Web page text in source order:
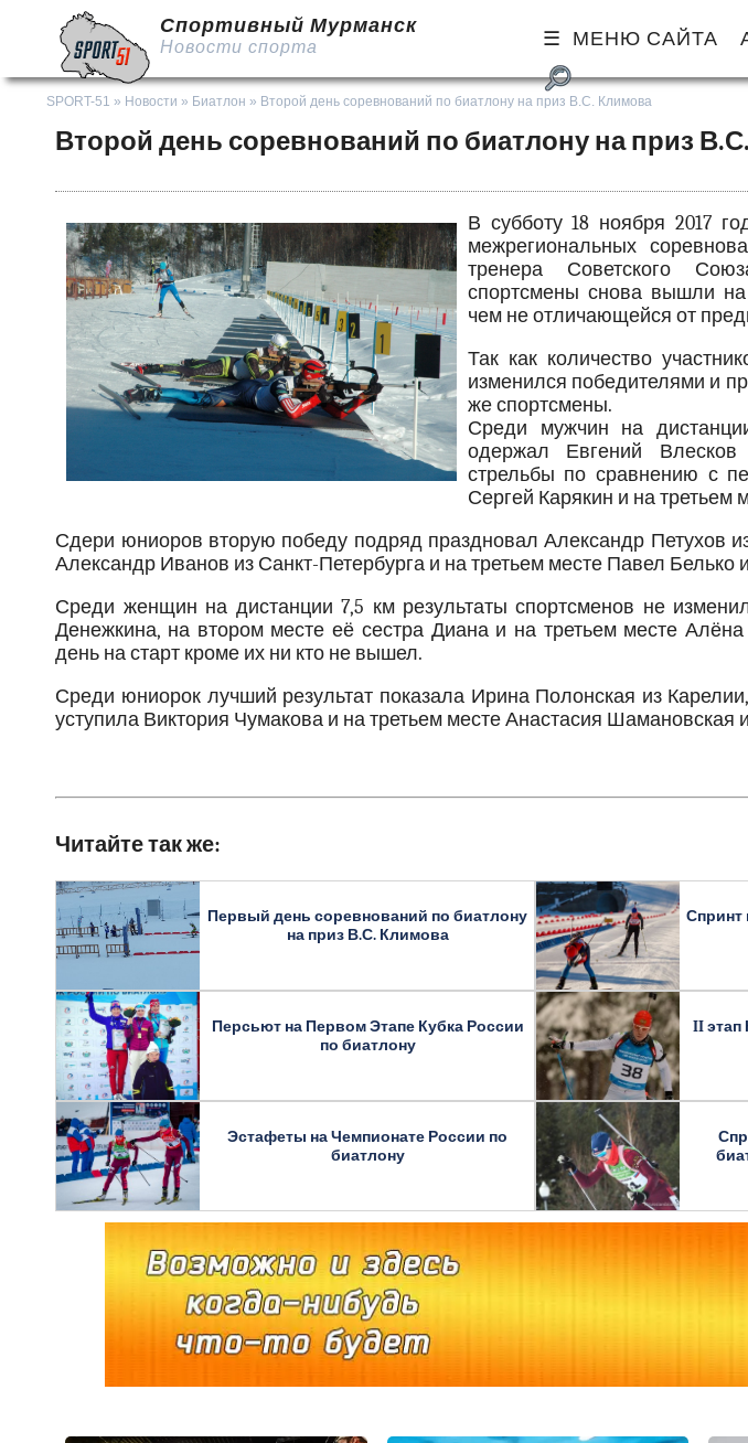
Спортивный Мурманск
Новости спорта МЕНЮ САЙТА
SPORT-51 » Новости » Биатлон » Второй день соревнований по биатлону на приз В.С. Климова
Второй день соревнований по биатлону на приз
В субботу 18 ноября 2017
межрегиональных
тренера Советского
спортсмены снова вышли на
чем не отличающейся от
Так как количество
изменился победителями и
же спортсмены.
Среди мужчин на
одержал Евгений
стрельбы по сравнению с
Сергей Карякин и на третьем
Сдери юниоров вторую победу подряд праздновал Александр Петухов
Александр Иванов из Санкт-Петербурга и на третьем месте Павел Белько
Среди женщин на дистанции 7,5 км результаты спортсменов не
Денежкина, на втором месте её сестра Диана и на третьем месте
день на старт кроме их ни кто не вышел.
Среди юниорок лучший результат показала Ирина Полонская из
уступила Виктория Чумакова и на третьем месте Анастасия Шамановская
Читайте так же:
Первый день соревнований по биатлону
на приз В.С. Климова
Спринт
Персьют на Первом Этапе Кубка России
по биатлону
II этап
Эстафеты на Чемпионате России по
биатлону